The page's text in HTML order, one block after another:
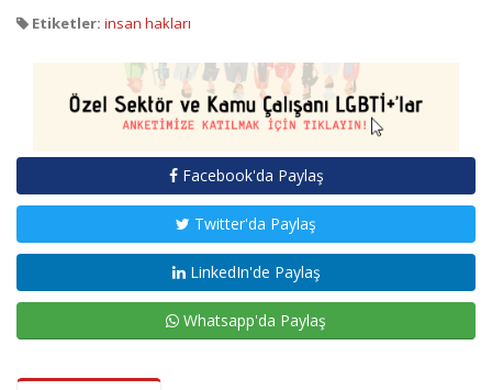
Etiketler: insan hakları
Facebook'da Paylaş
Twitter'da Paylaş
LinkedIn'de Paylaş
Whatsapp'da Paylaş